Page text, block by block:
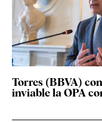
Torres (BBVA)
inviable la OPA